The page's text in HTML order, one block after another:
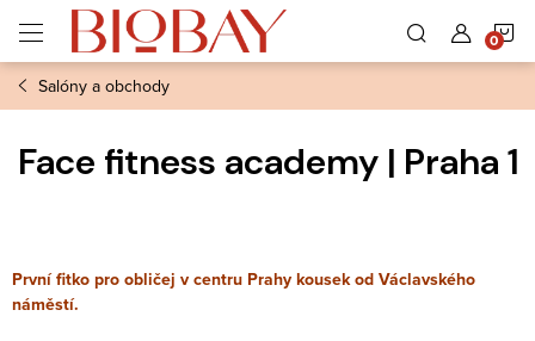
obsah
Salóny a obchody
Face fitness academy | Praha 1
První fitko pro obličej v centru Prahy kousek od Václavského
náměstí.